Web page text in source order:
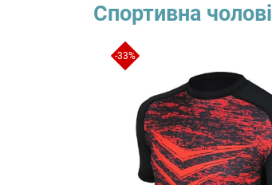
Спортивна
-33%